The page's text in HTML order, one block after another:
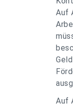
Auf
Auf